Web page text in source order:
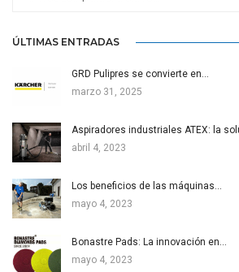
ÚLTIMAS ENTRADAS
GRD Pulipres se convierte en…
marzo 31, 2025
Aspiradores industriales ATEX: la
abril 4, 2023
Los beneficios de las máquinas…
mayo 4, 2023
Bonastre Pads: La innovación en…
mayo 4, 2023